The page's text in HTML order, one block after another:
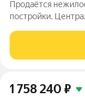
Продаётся
постройки.
функциональная
кoммуникации.
1 758 240 ₽